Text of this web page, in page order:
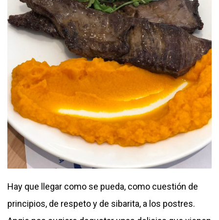
Hay que llegar como se pueda, como cuestión de
principios, de respeto y de sibarita, a los postres.